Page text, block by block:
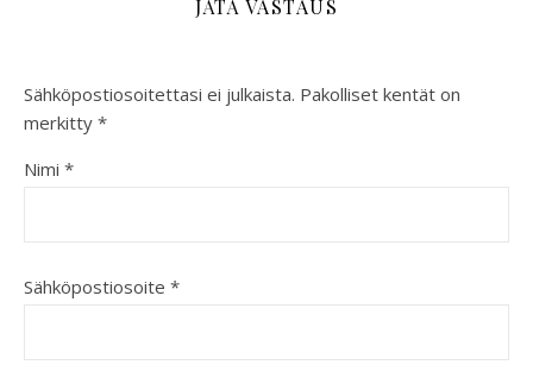
JÄTÄ VASTAUS
Sähköpostiosoitettasi ei julkaista. Pakolliset kentät on
merkitty *
Nimi *
Sähköpostiosoite *